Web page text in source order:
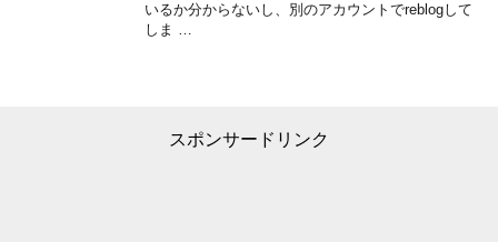
いるか分からないし、別のアカウントでreblogして
しま …
スポンサードリンク